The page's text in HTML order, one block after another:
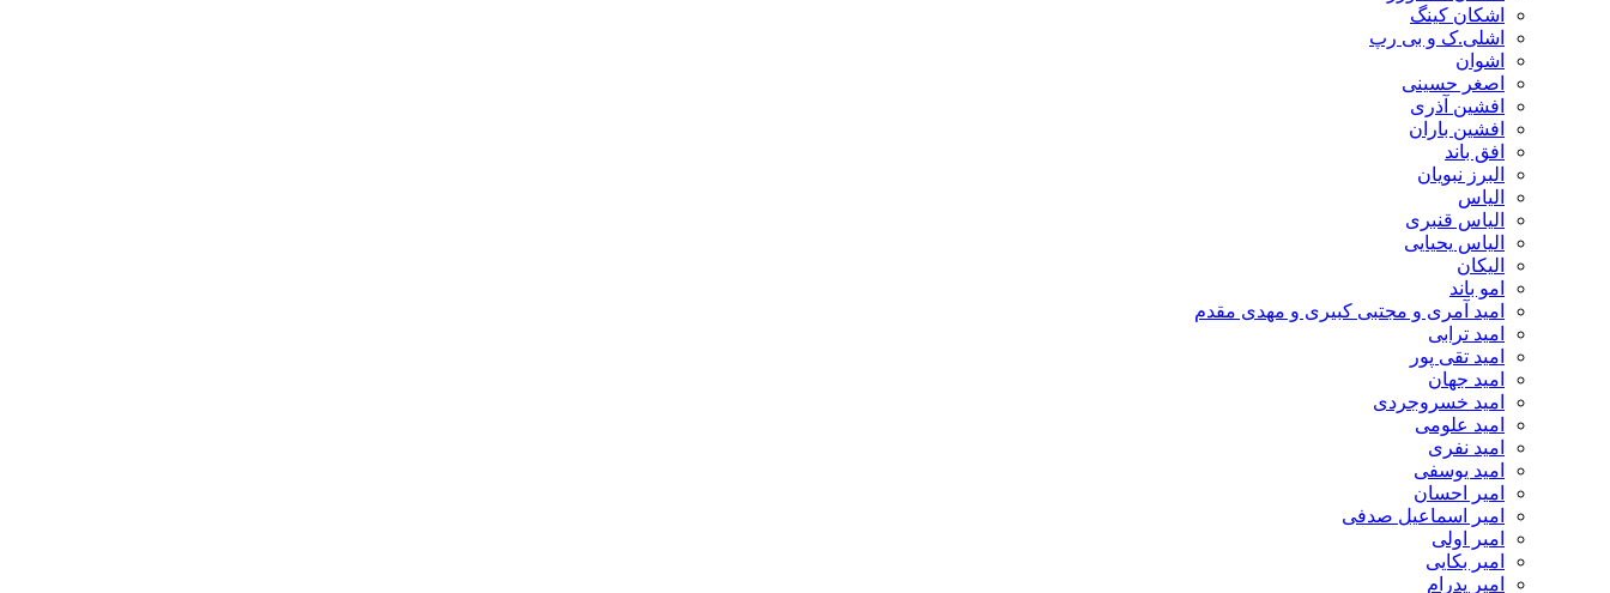
اشکان کینگ
اشلی.ک و بی رپ
اشوان
اصغر حسینی
افشین آذری
افشین باران
افق باند
البرز نبویان
الیاس
الیاس قنبرى
الیاس یحیایی
الیکان
امو باند
امید آمری و مجتبی کبیری و مهدى مقدم
امید ترابی
امید تقی پور
امید جهان
امید خسروجردی
امید علومی
امید نفری
امید یوسفی
امیر احسان
امیر اسماعیل صدفی
امیر اولی
امیر بکایی
امیر پدرام